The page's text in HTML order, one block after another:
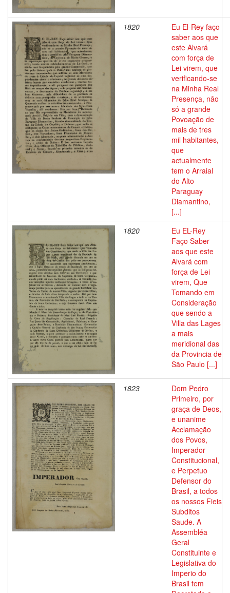
1820
Eu El-Rey faço
saber aos que
este Alvará
com força de
Lei virem, que
verificando-se
na Minha Real
Presença, não
só a grande
Povoação de
mais de tres
mil habitantes,
que
actualmente
tem o Arraial
do Alto
Paraguay
Diamantino,
[...]
1820
Eu EL-Rey
Faço Saber
aos que este
Alvará com
força de Lei
virem, Que
Tomando em
Consideração
que sendo a
Villa das Lages
a mais
meridional das
da Provincia de
São Paulo [...]
1823
Dom Pedro
Primeiro, por
graça de Deos,
e unanime
Acclamação
dos Povos,
Imperador
Constitucional,
e Perpetuo
Defensor do
Brasil, a todos
os nossos Fieis
Subditos
Saude. A
Assembléa
Geral
Constituinte e
Legislativa do
Imperio do
Brasil tem